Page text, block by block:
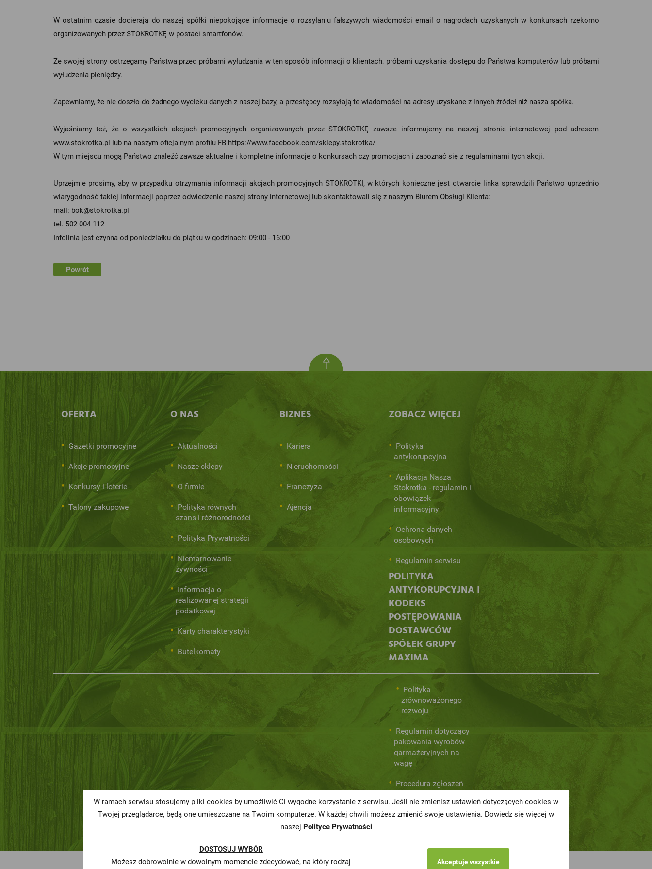
W ostatnim czasie docierają do naszej spółki niepokojące informacje o rozsyłaniu fałszywych wiadomości email o nagrodach uzyskanych w konkursach rzekomo
organizowanych przez STOKROTKĘ w postaci smartfonów.
Ze swojej strony ostrzegamy Państwa przed próbami wyłudzania w ten sposób informacji o klientach, próbami uzyskania dostępu do Państwa komputerów lub próbami
wyłudzenia pieniędzy.
Zapewniamy, że nie doszło do żadnego wycieku danych z naszej bazy, a przestępcy rozsyłają te wiadomości na adresy uzyskane z innych źródeł niż nasza spółka.
Wyjaśniamy też, że o wszystkich akcjach promocyjnych organizowanych przez STOKROTKĘ zawsze informujemy na naszej stronie internetowej pod adresem
www.stokrotka.pl lub na naszym oficjalnym profilu FB https://www.facebook.com/sklepy.stokrotka/
W tym miejscu mogą Państwo znaleźć zawsze aktualne i kompletne informacje o konkursach czy promocjach i zapoznać się z regulaminami tych akcji.
Uprzejmie prosimy, aby w przypadku otrzymania informacji akcjach promocyjnych STOKROTKI, w których konieczne jest otwarcie linka sprawdzili Państwo uprzednio
wiarygodność takiej informacji poprzez odwiedzenie naszej strony internetowej lub skontaktowali się z naszym Biurem Obsługi Klienta:
mail: bok@stokrotka.pl
tel. 502 004 112
Infolinia jest czynna od poniedziałku do piątku w godzinach: 09:00 - 16:00
Powrót
OFERTA
Gazetki promocyjne
Akcje promocyjne
Konkursy i loterie
Talony zakupowe
O NAS
Aktualności
Nasze sklepy
O firmie
Polityka równych
szans i różnorodności
Polityka Prywatności
Niemarnowanie
żywności
Informacja o
realizowanej strategii
podatkowej
Karty charakterystyki
Butelkomaty
BIZNES
Kariera
Nieruchomości
Franczyza
Ajencja
ZOBACZ WIĘCEJ
Polityka
antykorupcyjna
Aplikacja Nasza
Stokrotka - regulamin i
obowiązek
informacyjny
Ochrona danych
osobowych
Regulamin serwisu
POLITYKA
ANTYKORUPCYJNA I
KODEKS
POSTĘPOWANIA
DOSTAWCÓW
SPÓŁEK GRUPY
MAXIMA
Polityka
zrównoważonego
rozwoju
Regulamin dotyczący
pakowania wyrobów
garmażeryjnych na
wagę
Procedura zgłoszeń
prawa
W ramach serwisu stosujemy pliki cookies by umożliwić Ci wygodne korzystanie z serwisu. Jeśli nie zmienisz ustawień dotyczących cookies w
Twojej przeglądarce, będą one umieszczane na Twoim komputerze. W każdej chwili możesz zmienić swoje ustawienia. Dowiedz się więcej w
naszej Polityce Prywatności
DOSTOSUJ WYBÓR
Możesz dobrowolnie w dowolnym momencie zdecydować, na który rodzaj
Akceptuje wszystkie